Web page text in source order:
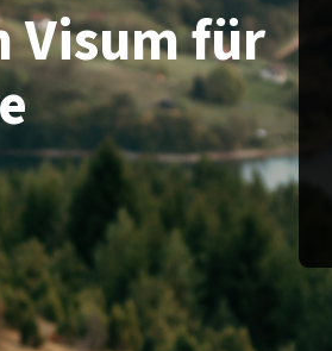
Visum für